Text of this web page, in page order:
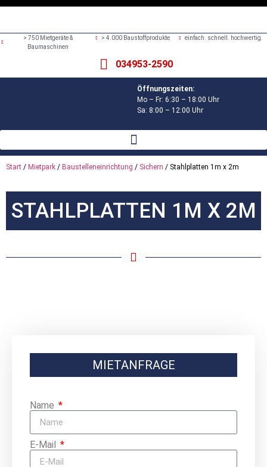
> 750 Mietgeräte &
Baumaschinen
> 4.000 Baustoffprodukte einfach. schnell. hochwertig.
034953-2590
Öffnungszeiten:
Mo – Fr: 6:30 – 18:00 Uhr
Sa: 8:00 – 12:00 Uhr
Start / Mietpark / Baustelleneinrichtung / Sichern / Stahlplatten 1m x 2m
STAHLPLATTEN 1M X 2M
MIETANFRAGE
Name
E-Mail